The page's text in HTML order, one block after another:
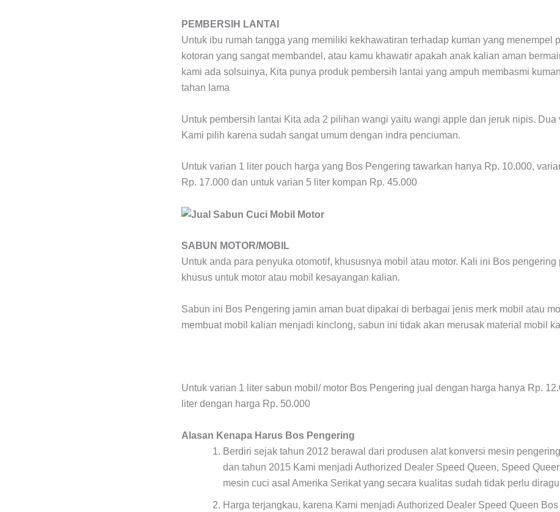
PEMBERSIH LANTAI
Untuk ibu rumah tangga yang memiliki kekhawatiran terhadap kuman yang menempel
kotoran yang sangat membandel, atau kamu khawatir apakah anak kalian aman
kami ada solsuinya, Kita punya produk pembersih lantai yang ampuh membasmi
tahan lama
Untuk pembersih lantai Kita ada 2 pilihan wangi yaitu wangi apple dan jeruk nipis. Dua
Kami pilih karena sudah sangat umum dengan indra penciuman.
Untuk varian 1 liter pouch harga yang Bos Pengering tawarkan hanya Rp. 10.000,
Rp. 17.000 dan untuk varian 5 liter kompan Rp. 45.000
SABUN MOTOR/MOBIL
Untuk anda para penyuka otomotif, khususnya mobil atau motor. Kali ini Bos pengering
khusus untuk motor atau mobil kesayangan kalian.
Sabun ini Bos Pengering jamin aman buat dipakai di berbagai jenis merk mobil atau
membuat mobil kalian menjadi kinclong, sabun ini tidak akan merusak material mobil
Untuk varian 1 liter sabun mobil/ motor Bos Pengering jual dengan harga hanya Rp.
liter dengan harga Rp. 50.000
Alasan Kenapa Harus Bos Pengering
Berdiri sejak tahun 2012 berawal dari produsen alat konversi mesin
dan tahun 2015 Kami menjadi Authorized Dealer Speed Queen, Speed
mesin cuci asal Amerika Serikat yang secara kualitas sudah tidak perlu
Harga terjangkau, karena Kami menjadi Authorized Dealer Speed Queen